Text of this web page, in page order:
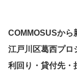
COMMOSUSから
江戸川区葛西プロ
利回り・貸付先・